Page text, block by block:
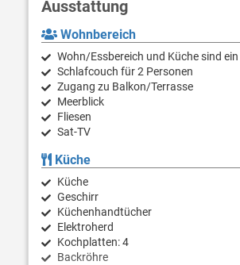
Ausstattung
Wohnbereich
Wohn/Essbereich und Küche sind
Schlafcouch für 2 Personen
Zugang zu Balkon/Terrasse
Meerblick
Fliesen
Sat-TV
Küche
Küche
Geschirr
Küchenhandtücher
Elektroherd
Kochplatten: 4
Backröhre